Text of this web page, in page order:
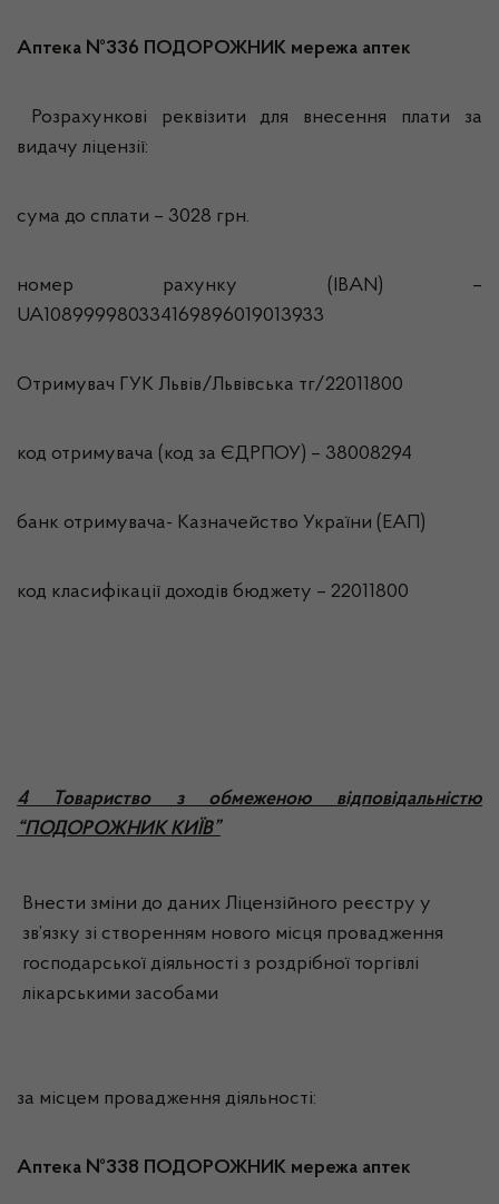
Аптека №336 ПОДОРОЖНИК мережа аптек
Розрахункові реквізити для внесення плати за
видачу ліцензії:
сума до сплати – 3028 грн.
номер рахунку (IBAN) –
UA108999980334169896019013933
Отримувач ГУК Львiв/Львівська тг/22011800
код отримувача (код за ЄДРПОУ) – 38008294
банк отримувача- Казначейство України (ЕАП)
код класифікації доходів бюджету – 22011800
4 Товариство з обмеженою відповідальністю
“ПОДОРОЖНИК КИЇВ”
Внести зміни до даних Ліцензійного реєстру у
зв’язку зі створенням нового місця провадження
господарської діяльності з роздрібної торгівлі
лікарськими засобами
за місцем провадження діяльності:
Аптека №338 ПОДОРОЖНИК мережа аптек